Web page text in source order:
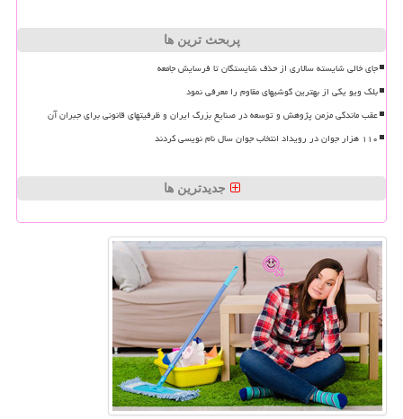
پربحث ترین ها
جای خالی شایسته سالاری از حذف شایستگان تا فرسایش جامعه
بلک ویو یکی از بهترین گوشیهای مقاوم را معرفی نمود
عقب ماندگی مزمن پژوهش و توسعه در صنایع بزرگ ایران و ظرفیتهای قانونی برای جبران آن
۱۱۰ هزار جوان در رویداد انتخاب جوان سال نام نویسی کردند
جدیدترین ها